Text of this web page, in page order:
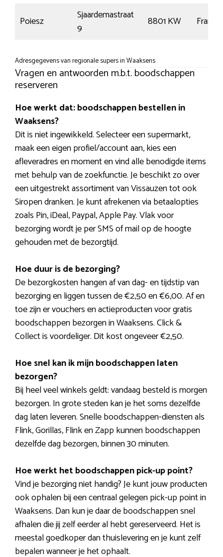
Poiesz
Sjaardemastraat
9
8801 KW
Adresgegevens van regionale supers in Waaksens
Vragen en antwoorden m.b.t. boodschappen
reserveren
Hoe werkt dat: boodschappen bestellen in
Waaksens?
Dit is niet ingewikkeld. Selecteer een supermarkt,
maak een eigen profiel/account aan, kies een
afleveradres en moment en vind alle benodigde items
met behulp van de zoekfunctie. Je beschikt zo over
een uitgestrekt assortiment van Vissauzen tot ook
Siropen dranken. Je kunt afrekenen via betaalopties
zoals Pin, iDeal, Paypal, Apple Pay. Vlak voor
bezorging wordt je per SMS of mail op de hoogte
gehouden met de bezorgtijd.
Hoe duur is de bezorging?
De bezorgkosten hangen af van dag- en tijdstip van
bezorging en liggen tussen de €2,50 en €6,00. Af en
toe zijn er vouchers en actieproducten voor gratis
boodschappen bezorgen in Waaksens. Click &
Collect is voordeliger. Dit kost ongeveer €2,50.
Hoe snel kan ik mijn boodschappen laten
bezorgen?
Bij heel veel winkels geldt: vandaag besteld is morgen
bezorgen. In grote steden kan je het soms dezelfde
dag laten leveren. Snelle boodschappen-diensten als
Flink, Gorillas, Flink en Zapp kunnen boodschappen
dezelfde dag bezorgen, binnen 30 minuten.
Hoe werkt het boodschappen pick-up point?
Vind je bezorging niet handig? Je kunt jouw producten
ook ophalen bij een centraal gelegen pick-up point in
Waaksens. Dan kun je daar de boodschappen snel
afhalen die jij zelf eerder al hebt gereserveerd. Het is
meestal goedkoper dan thuislevering en je kunt zelf
bepalen wanneer je het ophaalt.